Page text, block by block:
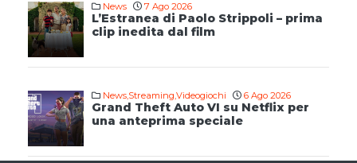
News 7 Ago 2026
L’Estranea di Paolo Strippoli – prima
clip inedita dal film
News,Streaming,Videogiochi 6 Ago 2026
Grand Theft Auto VI su Netflix per
una anteprima speciale